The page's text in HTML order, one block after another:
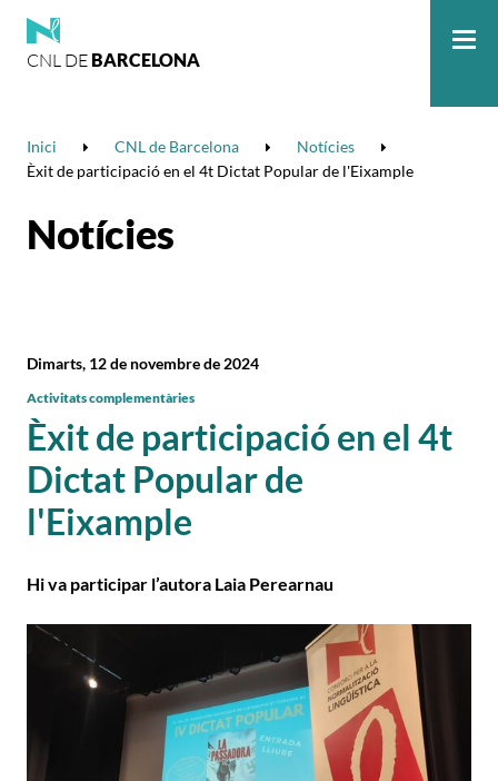
CNL DE BARCELONA
Inici CNL de Barcelona
Notícies
Èxit de participació en el 4t Dictat Popular de l'Eixample
Notícies
Èxit de participació en el 4t
Dictat Popular de
l'Eixample
Dimarts, 12 de novembre de 2024
Activitats complementàries
Hi va participar l’autora Laia Perearnau